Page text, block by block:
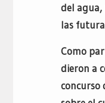
del agua,
las
Como
dieron a
concurso